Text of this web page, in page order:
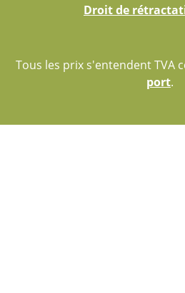
Droit de
Tous les prix s'entendent TVA
port.